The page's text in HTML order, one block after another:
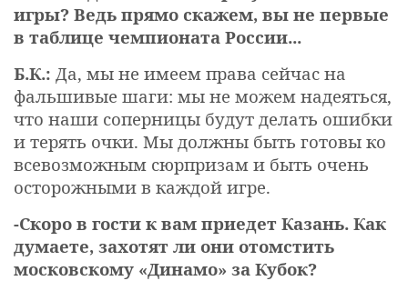
игры? Ведь прямо скажем, вы не первые
в таблице чемпионата России...
Б.К.: Да, мы не имеем права сейчас на
фальшивые шаги: мы не можем надеяться,
что наши соперницы будут делать ошибки
и терять очки. Мы должны быть готовы ко
всевозможным сюрпризам и быть очень
осторожными в каждой игре.
-Скоро в гости к вам приедет Казань. Как
думаете, захотят ли они отомстить
московскому «Динамо» за Кубок?